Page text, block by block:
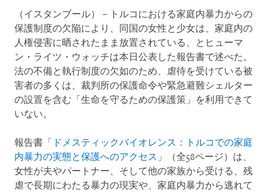
（イスタンブール）－トルコにおける家庭内暴力からの
保護制度の欠陥により、同国の女性と少女は、家庭内の
人権侵害に晒されたまま放置されている、とヒューマ
ン・ライツ・ウォッチは本日公表した報告書で述べた。
法の不備と執行制度の欠如のため、虐待を受けている被
害者の多くは、裁判所の保護命令や緊急避難シェルター
の設置を含む「生命を守るための保護策」を利用できて
いない。
報告書「 ドメスティックバイオレンス：トルコでの家庭
内暴力の実態と保護へのアクセス 」（全58ページ）は、
女性が夫やパートナー、そして他の家族から受ける、残
虐で長期にわたる暴力の現実や、家庭内暴力から逃れて